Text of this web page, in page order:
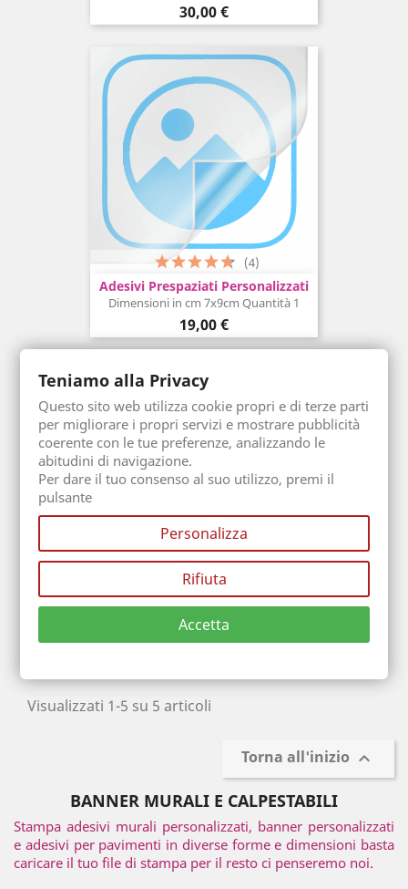
Prezzo
30,00 €
Adesivi Prespaziati Personalizzati
Dimensioni in cm 7x9cm Quantità 1
Prezzo
19,00 €
(4)
Poster Personalizzato Con Cornice
Dimensioni in cm 40 base x 60 altezza
Prezzo
IN PROMO!
Visualizzati 1-5 su 5 articoli
Torna all'inizio 
BANNER MURALI E CALPESTABILI
Stampa adesivi murali personalizzati, banner personalizzati
e adesivi per pavimenti in diverse forme e dimensioni basta
caricare il tuo file di stampa per il resto ci penseremo noi.
Teniamo alla Privacy
Questo sito web utilizza cookie propri e di terze parti
per migliorare i propri servizi e mostrare pubblicità
coerente con le tue preferenze, analizzando le
abitudini di navigazione.
Per dare il tuo consenso al suo utilizzo, premi il
pulsante
Personalizza
Rifiuta
Accetta